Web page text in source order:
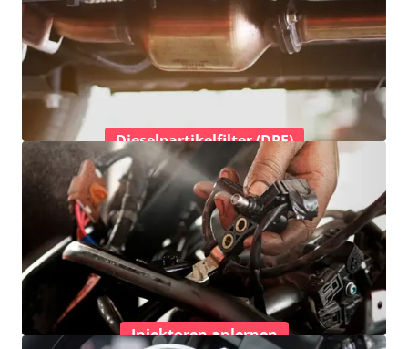
Dieselpartikelfilter (DPF)
Injektoren anlernen